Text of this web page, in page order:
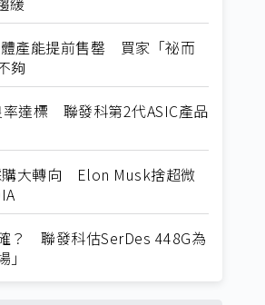
產能提前售罄 買家「祕而
夠
率達標 聯發科第2代ASIC產品
購大轉向 Elon Musk捨超微
？ 聯發科估SerDes 448G為